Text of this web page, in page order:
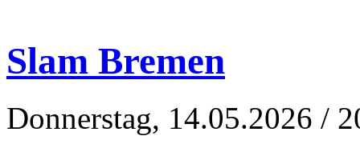
Slam Bremen
Donnerstag, 14.05.2026 /